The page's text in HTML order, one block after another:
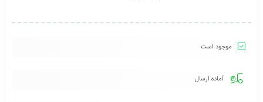
موجود است
آماده ارسال